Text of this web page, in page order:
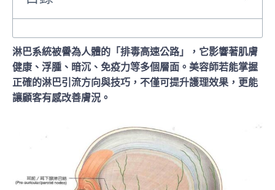
淋巴系統被譽為人體的「排毒高速公路」，它影響著肌膚
健康、浮腫、暗沉、免疫力等多個層面。美容師若能掌握
正確的淋巴引流方向與技巧，不僅可提升護理效果，更能
讓顧客有感改善膚況。